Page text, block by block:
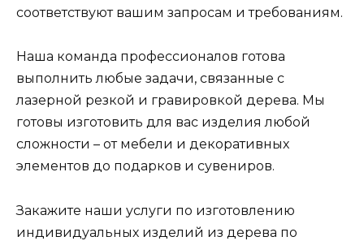
соответствуют вашим запросам и требованиям.
Наша команда профессионалов готова
выполнить любые задачи, связанные с
лазерной резкой и гравировкой дерева. Мы
готовы изготовить для вас изделия любой
сложности – от мебели и декоративных
элементов до подарков и сувениров.
Закажите наши услуги по изготовлению
индивидуальных изделий из дерева по